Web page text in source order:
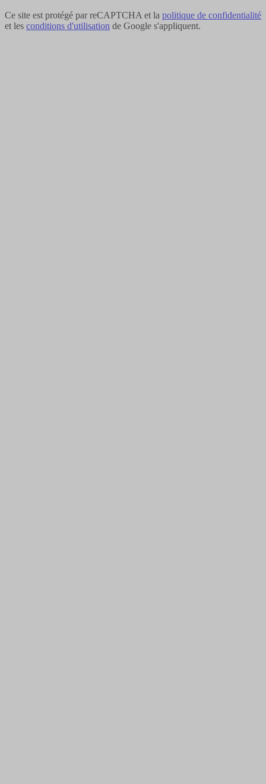
Ce site est protégé par reCAPTCHA et la politique de confidentialité
et les conditions d'utilisation de Google s'appliquent.